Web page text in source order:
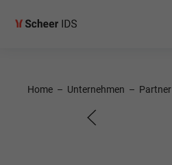
Home – Unternehmen – Partner